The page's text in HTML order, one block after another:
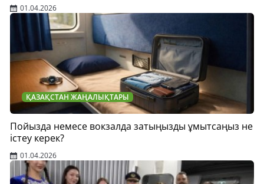
01.04.2026
ҚАЗАҚСТАН ЖАҢАЛЫҚТАРЫ
Пойызда немесе вокзалда затыңызды ұмытсаңыз не
істеу керек?
01.04.2026